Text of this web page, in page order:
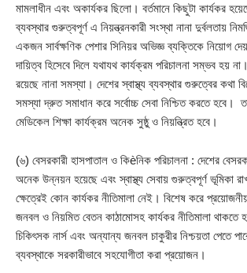
মামলাধীন এবং অকার্যকর ছিলো। বর্তমানে কিছুটা কার্যকর
ব্যবস্থার গুরুত্বপূর্ণ এ নিয়ন্ত্রনকারী সংস্থা নানা দুর্বলতায়
একজন সার্বক্ষণিক পেশার সিনিয়র অভিজ্ঞ ব্যক্তিকে নিয়োগ
দায়িত্ব হিসেবে দিলে যথাযথ কার্যক্রম পরিচালনা সম্ভব হয়
রয়েছে নানা সমস্যা। দেশের স্বাস্থ্য ব্যবস্থার গুরুত্বের কথা
সমস্যা দ্রুত সমাধান করে সর্বোচ্চ সেবা নিশ্চিত করতে হবে।
মেডিকেল শিক্ষা কার্যক্রম অনেক সুষ্ঠু ও নিয়ন্ত্রিত হবে।
(৬) বেসরকারী হাসপাতাল ও কিèনিক পরিচালনা : দেশের
অনেক উন্নয়ন হয়েছে এবং স্বাস্থ্য সেবায় গুরুত্বপূর্ণ ভূমিকা
ক্ষেত্রেই কোন কার্যকর নীতিমালা নেই। বিশেষ করে
জনবল ও নিয়মিত বেতন কাঠামোসহ কার্যকর নীতিমালা থাকতে
চিকিৎসক নার্স এবং অন্যান্য জনবল চাকুরীর নিশ্চয়তা পেতে
ব্যবস্থাকে সরকারীভাবে সহযোগীতা করা প্রয়োজন।